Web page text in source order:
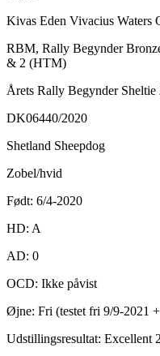
Kivas Eden Vivacius Waters
RBM, Rally Begynder
& 2 (HTM)
Årets Rally Begynder Sheltie
DK06440/2020
Shetland Sheepdog
Zobel/hvid
Født: 6/4-2020
HD: A
AD: 0
OCD: Ikke påvist
Øjne: Fri (testet fri 9/9-2021
Udstillingsresultat: Excellent